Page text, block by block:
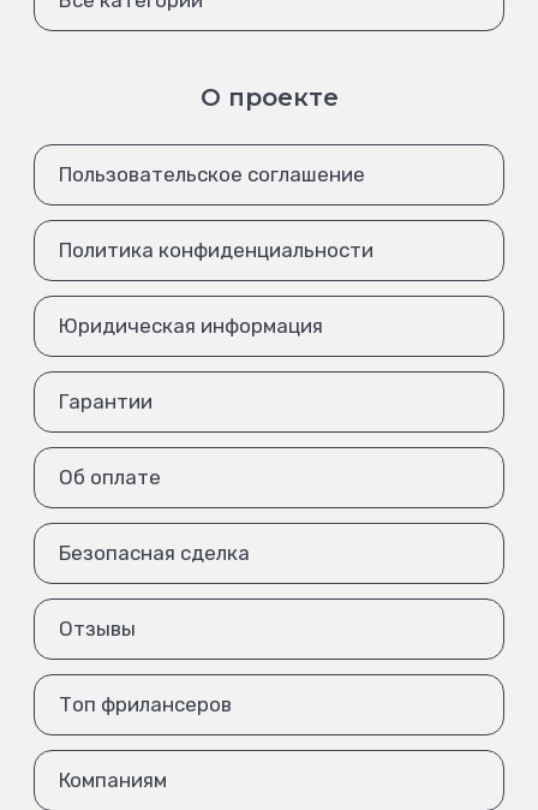
О проекте
Пользовательское соглашение
Политика конфиденциальности
Юридическая информация
Гарантии
Об оплате
Безопасная сделка
Отзывы
Топ фрилансеров
Компаниям